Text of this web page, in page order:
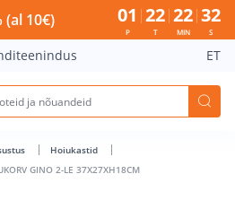
- Bauhof has loaded
10€) 01
P
22
T
22
MIN
32
S
ET
Hoiukastid
GINO 2-LE 37X27XH18CM